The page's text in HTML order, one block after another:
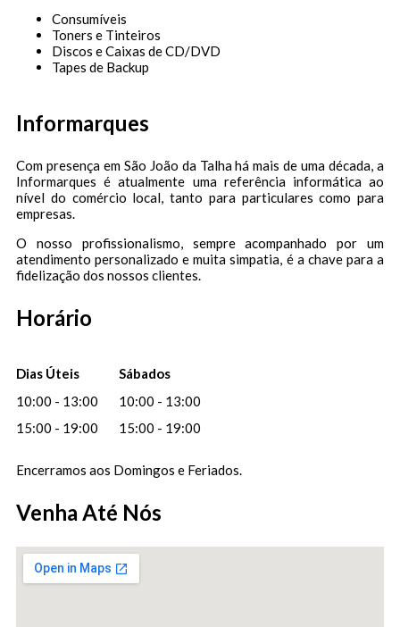
Consumíveis
Toners e Tinteiros
Discos e Caixas de CD/DVD
Tapes de Backup
Informarques
Com presença em São João da Talha há mais de uma década, a
Informarques é atualmente uma referência informática ao
nível do comércio local, tanto para particulares como para
empresas.
O nosso profissionalismo, sempre acompanhado por um
atendimento personalizado e muita simpatia, é a chave para a
fidelização dos nossos clientes.
Horário
Dias Úteis
10:00 - 13:00
15:00 - 19:00
Sábados
10:00 - 13:00
15:00 - 19:00
Encerramos aos Domingos e Feriados.
Venha Até Nós